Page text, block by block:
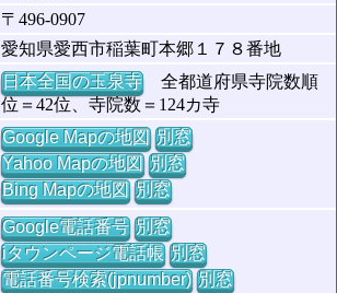
〒496-0907
愛知県愛西市稲葉町本郷１７８番地
日本全国の玉泉寺全都道府県寺院数順
位＝42位、寺院数＝124カ寺
Google Mapの地図 別窓
Yahoo Mapの地図 別窓
Bing Mapの地図 別窓
Google電話番号 別窓
iタウンページ電話帳 別窓
電話番号検索(jpnumber) 別窓